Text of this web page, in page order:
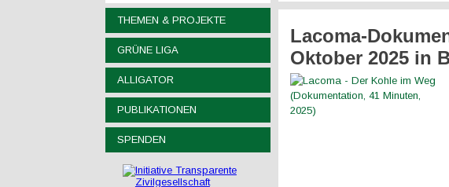
THEMEN & PROJEKTE
GRÜNE LIGA
ALLIGATOR
PUBLIKATIONEN
SPENDEN
Lacoma-
Oktober 2025 in